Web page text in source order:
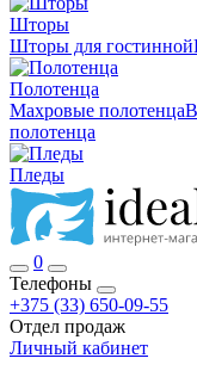
Шторы
Шторы для гостинной
Полотенца
Махровые полотенца
полотенца
Пледы
0
Телефоны
+375 (33) 650-09-55
Отдел продаж
Личный кабинет